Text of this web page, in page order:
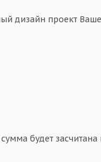
дизайн проект
будет засчитана